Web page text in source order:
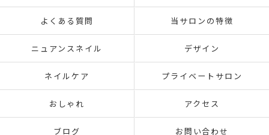
よくある質問 当サロンの特徴
ニュアンスネイル デザイン
ネイルケア プライベートサロン
おしゃれ アクセス
ブログ お問い合わせ